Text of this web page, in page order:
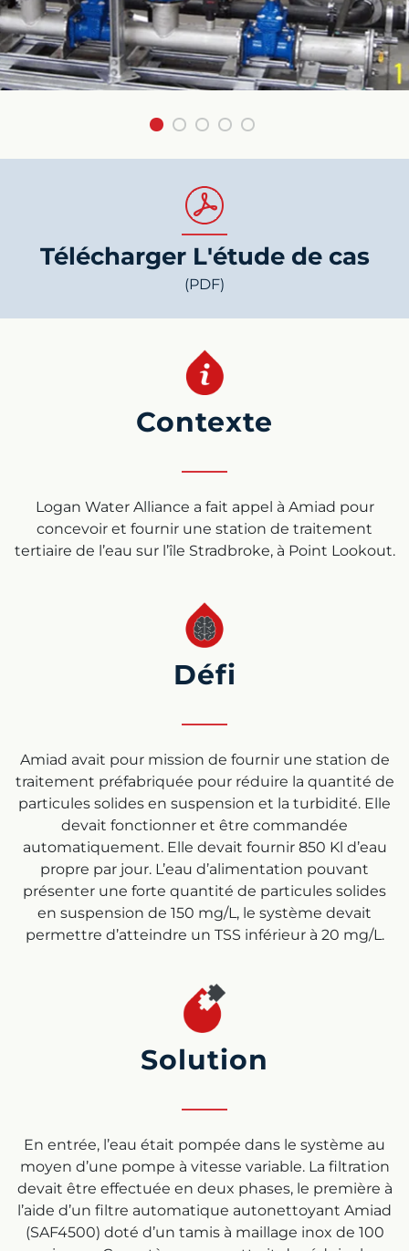
Télécharger L'étude de cas
(PDF)
Contexte
Logan Water Alliance a fait appel à Amiad pour
concevoir et fournir une station de traitement
tertiaire de l’eau sur l’île Stradbroke, à Point Lookout.
Défi
Amiad avait pour mission de fournir une station de
traitement préfabriquée pour réduire la quantité de
particules solides en suspension et la turbidité. Elle
devait fonctionner et être commandée
automatiquement. Elle devait fournir 850 Kl d’eau
propre par jour. L’eau d’alimentation pouvant
présenter une forte quantité de particules solides
en suspension de 150 mg/L, le système devait
permettre d’atteindre un TSS inférieur à 20 mg/L.
Solution
En entrée, l’eau était pompée dans le système au
moyen d’une pompe à vitesse variable. La filtration
devait être effectuée en deux phases, le première à
l’aide d’un filtre automatique autonettoyant Amiad
(SAF4500) doté d’un tamis à maillage inox de 100